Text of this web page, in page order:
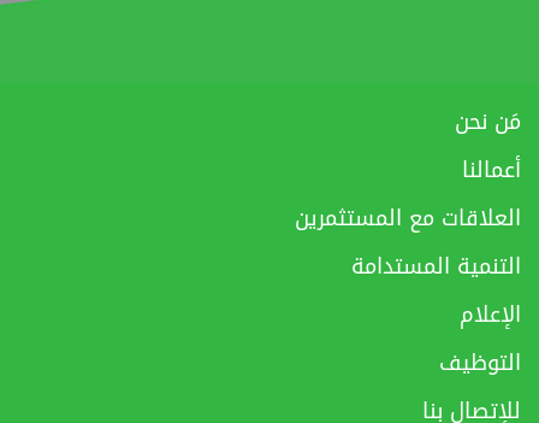
مَن نحن
أعمالنا
العلاقات مع المستثمرين
التنمية المستدامة
الإعلام
التوظيف
للإتصال بنا